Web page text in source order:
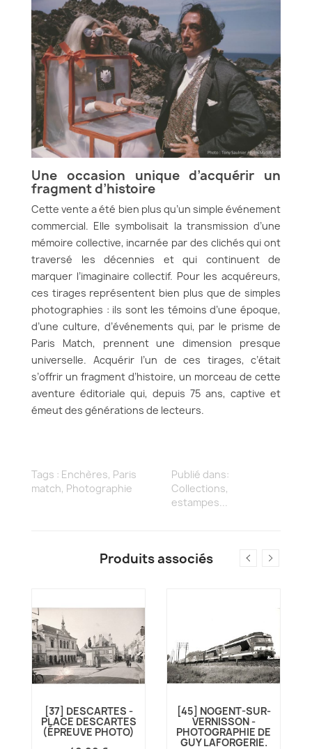
Une occasion unique d’acquérir un
fragment d’histoire
Cette vente a été bien plus qu’un simple événement
commercial. Elle symbolisait la transmission d’une
mémoire collective, incarnée par des clichés qui ont
traversé les décennies et qui continuent de
marquer l’imaginaire collectif. Pour les acquéreurs,
ces tirages représentent bien plus que de simples
photographies : ils sont les témoins d’une époque,
d’une culture, d’événements qui, par le prisme de
Paris Match, prennent une dimension presque
universelle. Acquérir l’un de ces tirages, c’était
s’offrir un fragment d’histoire, un morceau de cette
aventure éditoriale qui, depuis 75 ans, captive et
émeut des générations de lecteurs.
Tags : Enchères, Paris
match, Photographie
Publié dans:
Collections,
estampes...
Produits associés
[37] DESCARTES -
PLACE DESCARTES
(ÉPREUVE PHOTO)
[45] NOGENT-SUR-
VERNISSON -
PHOTOGRAPHIE DE
GUY LAFORGERIE.